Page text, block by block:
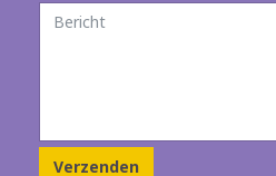
Verzenden